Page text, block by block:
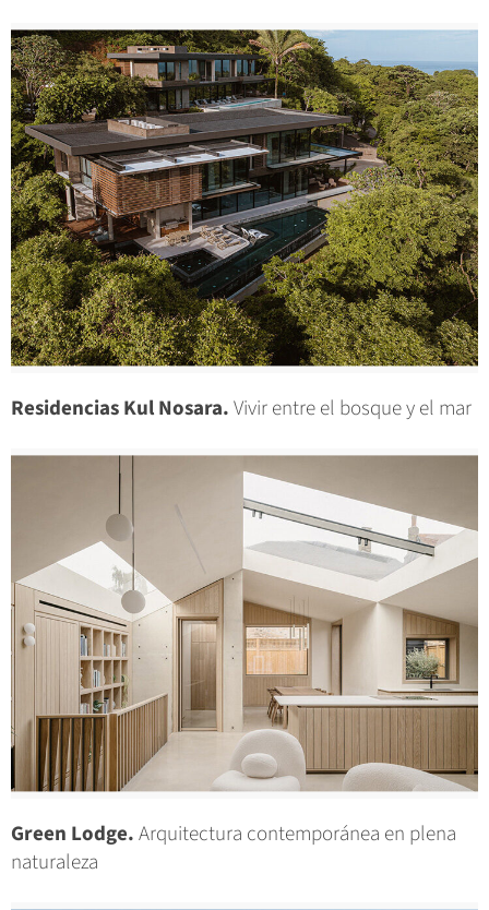
Residencias Kul Nosara.Vivir entre el bosque y el mar
Green Lodge.Arquitectura contemporánea en plena
naturaleza